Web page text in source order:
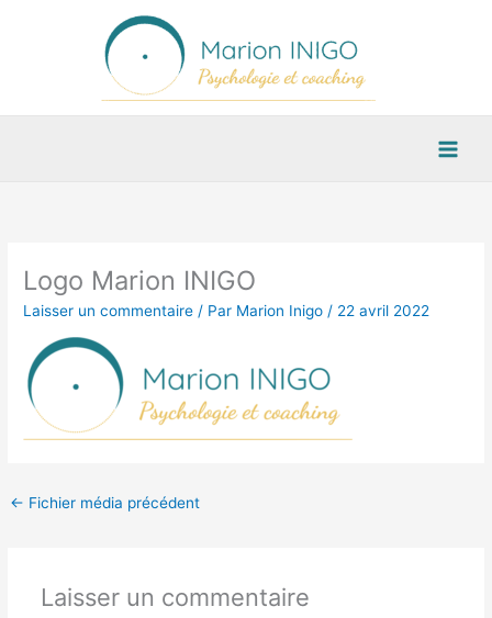
Logo Marion INIGO
Laisser un commentaire / Par Marion Inigo/ 22 avril 2022
← Fichier média précédent
Laisser un commentaire